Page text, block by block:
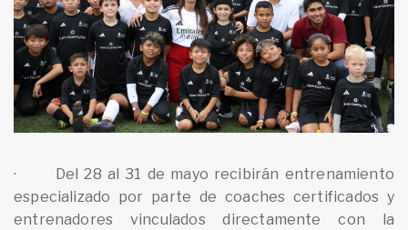
· Del 28 al 31 de mayo recibirán entrenamiento
especializado por parte de coaches certificados y
entrenadores vinculados directamente con la